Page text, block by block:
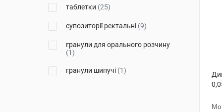
(1)
Фармасьютікал Продактс С.А.
(1)
таблетки (25)
супозиторії ректальні (9)
гранули для орального розчину
(1)
гранули шипучі (1)